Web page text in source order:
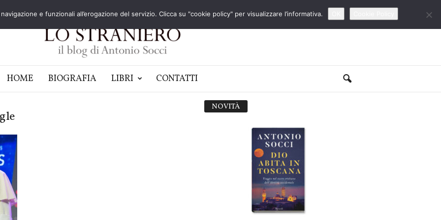
HOME BIOGRAFIA LIBRI CONTATTI
NOVITÀ
e funzionali all’erogazione del servizio. Clicca su "cookie policy" per visualizzare l’informativa.